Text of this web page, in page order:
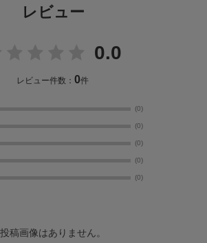
レビュー
0.0
レビュー件数：0件
(0)
(0)
(0)
(0)
(0)
投稿画像はありません。